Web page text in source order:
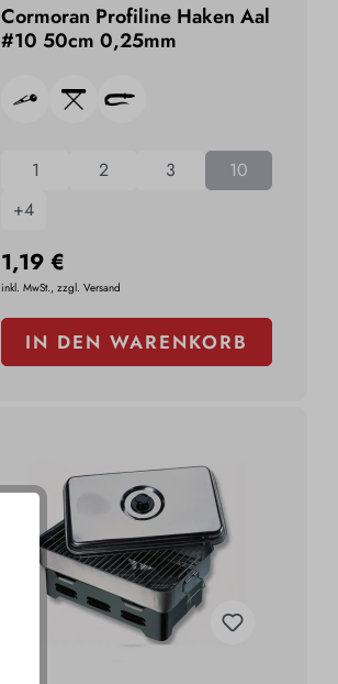
Cormoran Profiline Haken Aal
#10 50cm 0,25mm
1 2 3
10
+4
1,19 €
inkl. MwSt., zzgl. Versand
IN DEN WARENKORB